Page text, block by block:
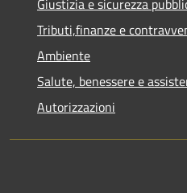
Giustizia e sicurezza
Tributi,finanze e
Ambiente
Salute, benessere e
Autorizzazioni